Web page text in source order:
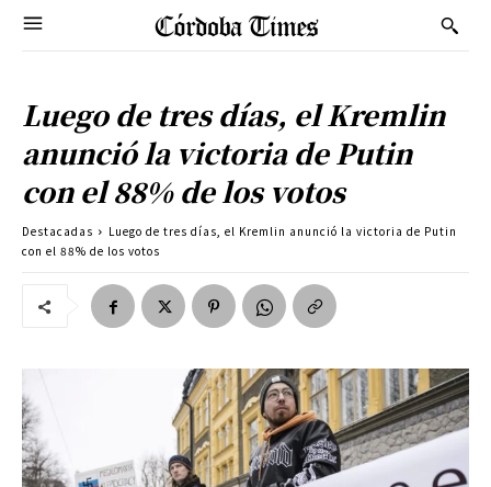
Luego de tres días, el Kremlin
anunció la victoria de Putin
con el 88% de los votos
Destacadas
Luego de tres días, el Kremlin anunció la victoria de Putin
con el 88% de los votos